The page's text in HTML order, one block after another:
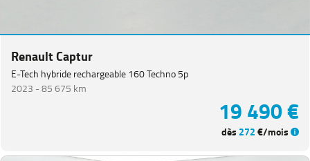
Renault Captur
E-Tech hybride rechargeable 160 Techno 5p
2023 -85 675 km
19 490 €
dès 272€/mois